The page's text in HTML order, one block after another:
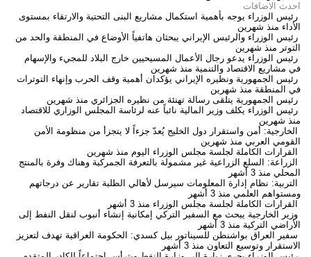
احدث الاضافات
رئيس الوزراء يوجه بأهمية استكمال مشاريع البنى التحتية والارتقاء بمستوى
الأداء منذ شهرين
رئيس الوزراء والرئيس الإيراني يبحثان هاتفياً الأوضاع في المنطقة والحد من
التوتر منذ شهرين
رئيس الوزراء يدعو رجال الأعمال المسيحيين خارج البلاد للمجيء والإسهام
في مشاريع الاقتصاد والتنمية منذ شهرين
رئيس الجمهورية ونظيره الإيراني يؤكدان أهمية وقف الحرب وإنهاء التوترات
في المنطقة منذ شهرين
رئيس الجمهورية يتلقى رسالة تهنئة من نظيره الجزائري منذ شهرين
رئيس الوزراء يكلف وزير المالية نائباً عنه لرئاسة المجلس الوزاري للاقتصاد
منذ شهرين
الخارجية: أمن واستقرار دول الخليج يُعدّ جزءاً لا يتجزأ من منظومة الأمن
القومي العربي منذ شهرين
القرارات الكاملة لجلسة مجلس الوزراء اليوم منذ شهرين
الزراعة: السلع الزراعية غير مشمولة بالتعرفة الجمركية وهناك وفرة بالمنتج
المحلي منذ 3 أشهر
التربية: نظام إدارة المعلومات سيرسل لأهالي الطلبة تقارير عن درجاتهم
ومستواهم العلمي منذ 3 أشهر
القرارات الكاملة لجلسة مجلس الوزراء منذ 3 أشهر
وزير الخارجية يبحث مع السفير التركي إمكانية إنشاء أنبوب لنقل النفط إلى
الأراضي التركية منذ 3 أشهر
سفير العراق بواشنطن للسيناتور بيل كسدي: الحكومة العراقية تهدف لتعزيز
الاستقرار وتوسيع التعاون منذ 3 أشهر